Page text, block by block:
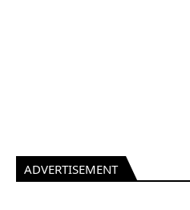
ADVERTISEMENT